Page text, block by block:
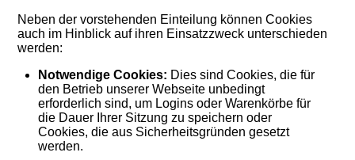
Neben der vorstehenden Einteilung können Cookies
auch im Hinblick auf ihren Einsatzzweck unterschieden
werden:
Notwendige Cookies: Dies sind Cookies, die für
den Betrieb unserer Webseite unbedingt
erforderlich sind, um Logins oder Warenkörbe für
die Dauer Ihrer Sitzung zu speichern oder
Cookies, die aus Sicherheitsgründen gesetzt
werden.